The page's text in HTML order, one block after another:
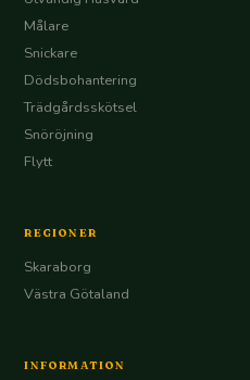
Målare
Snickare
Dödsbohantering
Trädgårdsskötsel
Snöröjning
Flytt
REGIONER
Skaraborg
Västra Götaland
INFORMATION